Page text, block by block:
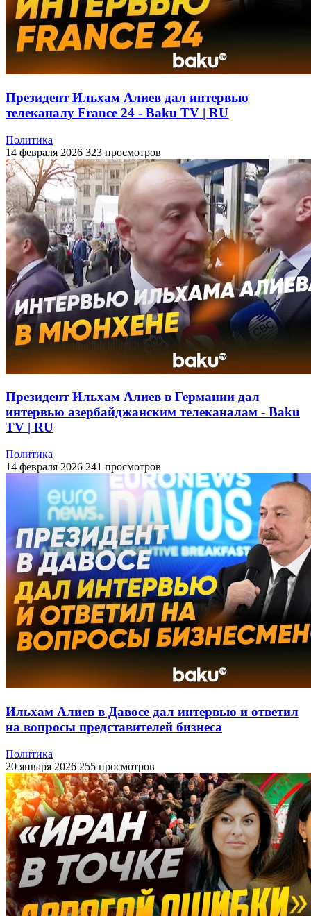
Президент Ильхам Алиев дал интервью
телеканалу France 24 - Baku TV | RU
Политика
14 февраля 2026 323 просмотров
Президент Ильхам Алиев в Германии дал
интервью азербайджанским телеканалам - Baku
TV | RU
Политика
14 февраля 2026 241 просмотров
Ильхам Алиев в Давосе дал интервью и ответил
на вопросы представителей бизнеса
Политика
20 января 2026 255 просмотров